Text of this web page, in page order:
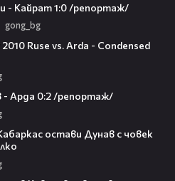
- Кайрат 1:0 /репортаж/
gong_bg
2010 Ruse vs. Arda - Condensed
- Арда 0:2 /репортаж/
остави Дунав с човек